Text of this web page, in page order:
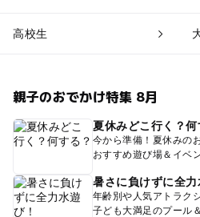
高校生
親子のおでかけ特集 8月
夏休みどこ行く？何
今から準備！夏休みの
おすすめ遊び場＆イベ
暑さに負けずに全力
年齢別や人気アトラク
子ども大満足のプール